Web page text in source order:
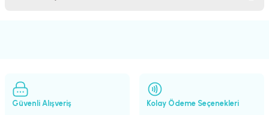
Güvenli Alışveriş Kolay Ödeme Seçenekleri